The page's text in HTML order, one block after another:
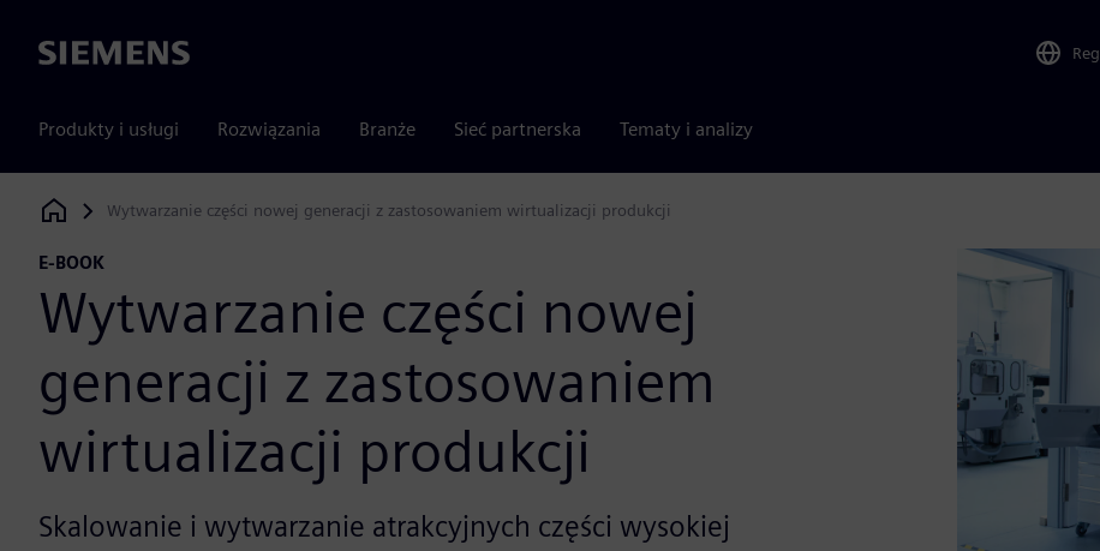
Siemens
Produkty i usługi Rozwiązania Branże Sieć partnerska Tematy i analizy
Siemens Digital Industries Software
Wytwarzanie części nowej generacji z zastosowaniem wirtualizacji produkcji
E-BOOK
Wytwarzanie części nowej
generacji z zastosowaniem
wirtualizacji produkcji
Skalowanie i wytwarzanie atrakcyjnych części wysokiej